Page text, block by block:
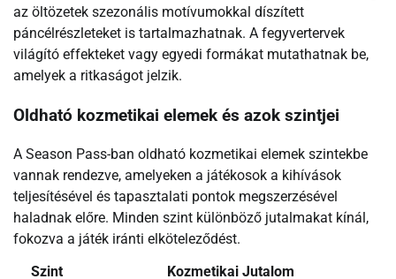
az öltözetek szezonális motívumokkal díszített
páncélrészleteket is tartalmazhatnak. A fegyvertervek
világító effekteket vagy egyedi formákat mutathatnak be,
amelyek a ritkaságot jelzik.
Oldható kozmetikai elemek és azok szintjei
A Season Pass-ban oldható kozmetikai elemek szintekbe
vannak rendezve, amelyeken a játékosok a kihívások
teljesítésével és tapasztalati pontok megszerzésével
haladnak előre. Minden szint különböző jutalmakat kínál,
fokozva a játék iránti elköteleződést.
Szint
Kozmetikai Jutalom